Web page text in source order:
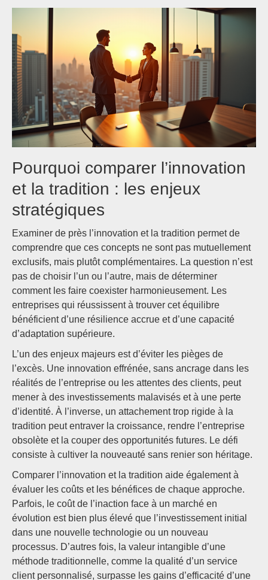
Pourquoi comparer l’innovation
et la tradition : les enjeux
stratégiques
Examiner de près l’innovation et la tradition permet de
comprendre que ces concepts ne sont pas mutuellement
exclusifs, mais plutôt complémentaires. La question n’est
pas de choisir l’un ou l’autre, mais de déterminer
comment les faire coexister harmonieusement. Les
entreprises qui réussissent à trouver cet équilibre
bénéficient d’une résilience accrue et d’une capacité
d’adaptation supérieure.
L’un des enjeux majeurs est d’éviter les pièges de
l’excès. Une innovation effrénée, sans ancrage dans les
réalités de l’entreprise ou les attentes des clients, peut
mener à des investissements malavisés et à une perte
d’identité. À l’inverse, un attachement trop rigide à la
tradition peut entraver la croissance, rendre l’entreprise
obsolète et la couper des opportunités futures. Le défi
consiste à cultiver la nouveauté sans renier son héritage.
Comparer l’innovation et la tradition aide également à
évaluer les coûts et les bénéfices de chaque approche.
Parfois, le coût de l’inaction face à un marché en
évolution est bien plus élevé que l’investissement initial
dans une nouvelle technologie ou un nouveau
processus. D’autres fois, la valeur intangible d’une
méthode traditionnelle, comme la qualité d’un service
client personnalisé, surpasse les gains d’efficacité d’une